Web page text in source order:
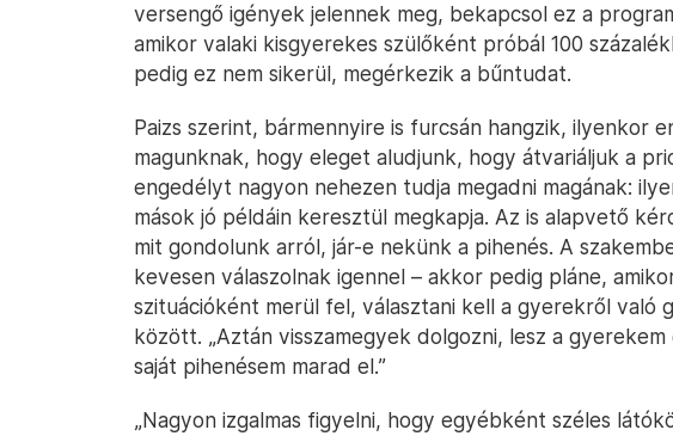
versengő igények jelennek meg, bekapcsol ez a
amikor valaki kisgyerekes szülőként próbál 100
pedig ez nem sikerül, megérkezik a bűntudat.
Paizs szerint, bármennyire is furcsán hangzik, ilyenkor
magunknak, hogy eleget aludjunk, hogy átvariáljuk a
engedélyt nagyon nehezen tudja megadni magának:
mások jó példáin keresztül megkapja. Az is alapvető
mit gondolunk arról, jár-e nekünk a pihenés. A
kevesen válaszolnak igennel – akkor pedig pláne,
szituációként merül fel, választani kell a gyerekről való
között. „Aztán visszamegyek dolgozni, lesz a gyerekem
saját pihenésem marad el.”
„Nagyon izgalmas figyelni, hogy egyébként széles